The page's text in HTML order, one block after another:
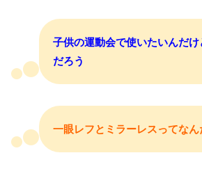
子供の運動会で使いたいんだ
だろう
一眼レフとミラーレスってなん